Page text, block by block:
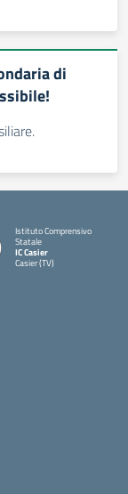
di
Istituto Comprensivo
Statale
IC Casier
Casier (TV)